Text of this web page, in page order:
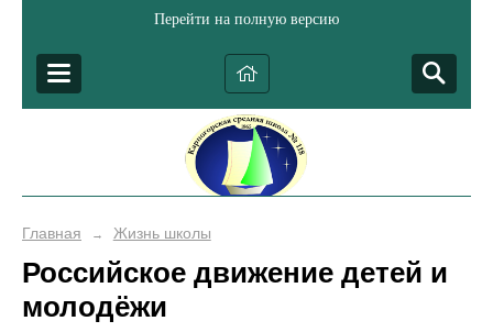
Перейти на полную версию
Главная → Жизнь школы
Российское движение детей и
молодёжи